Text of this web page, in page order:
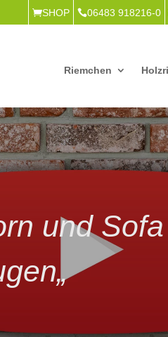
SHOP 06483 918216-0
Riemchen
und